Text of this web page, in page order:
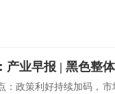
：政策利好持续加码，